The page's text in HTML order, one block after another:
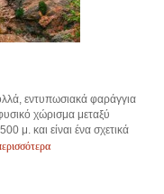
εντυπωσιακά φαράγγια
χώρισμα μεταξύ
μ. και είναι ένα σχετικά